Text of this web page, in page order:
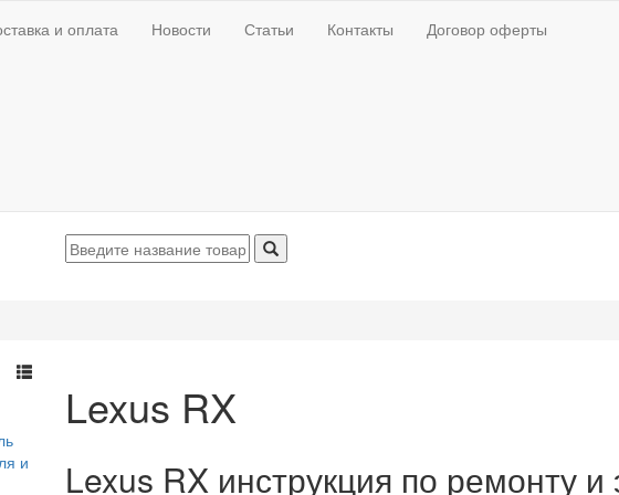
и оплата Новости Статьи Контакты Договор оферты
и
Lexus RX
Lexus RX инструкция по ремонту